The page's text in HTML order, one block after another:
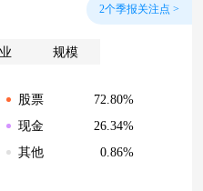
2个季报关注点 >
规模
股票
72.80%
现金
26.34%
其他
0.86%